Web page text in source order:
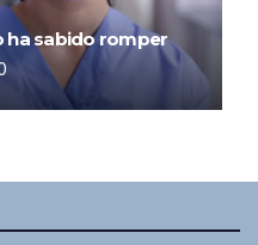
ha sabido romper